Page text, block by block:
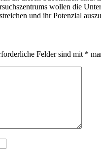
wollen die
und ihr Potenzial
Felder sind mit *